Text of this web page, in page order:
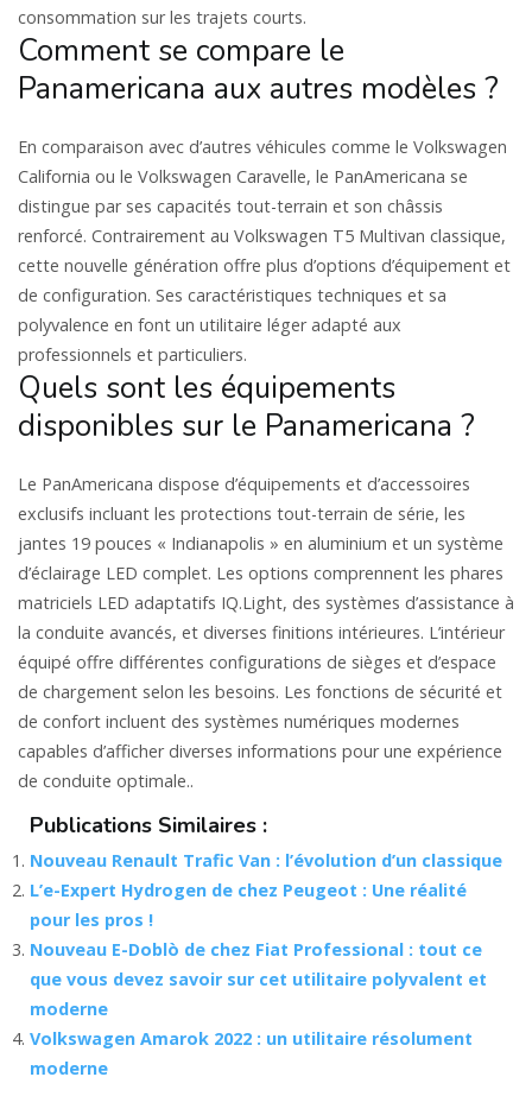
consommation sur les trajets courts.
Comment se compare le
Panamericana aux autres modèles ?
En comparaison avec d’autres véhicules comme le Volkswagen
California ou le Volkswagen Caravelle, le PanAmericana se
distingue par ses capacités tout-terrain et son châssis
renforcé. Contrairement au Volkswagen T5 Multivan classique,
cette nouvelle génération offre plus d’options d’équipement et
de configuration. Ses caractéristiques techniques et sa
polyvalence en font un utilitaire léger adapté aux
professionnels et particuliers.
Quels sont les équipements
disponibles sur le Panamericana ?
Le PanAmericana dispose d’équipements et d’accessoires
exclusifs incluant les protections tout-terrain de série, les
jantes 19 pouces « Indianapolis » en aluminium et un système
d’éclairage LED complet. Les options comprennent les phares
matriciels LED adaptatifs IQ.Light, des systèmes d’assistance à
la conduite avancés, et diverses finitions intérieures. L’intérieur
équipé offre différentes configurations de sièges et d’espace
de chargement selon les besoins. Les fonctions de sécurité et
de confort incluent des systèmes numériques modernes
capables d’afficher diverses informations pour une expérience
de conduite optimale..
Publications Similaires :
Nouveau Renault Trafic Van : l’évolution d’un classique
L’e-Expert Hydrogen de chez Peugeot : Une réalité
pour les pros !
Nouveau E-Doblò de chez Fiat Professional : tout ce
que vous devez savoir sur cet utilitaire polyvalent et
moderne
Volkswagen Amarok 2022 : un utilitaire résolument
moderne